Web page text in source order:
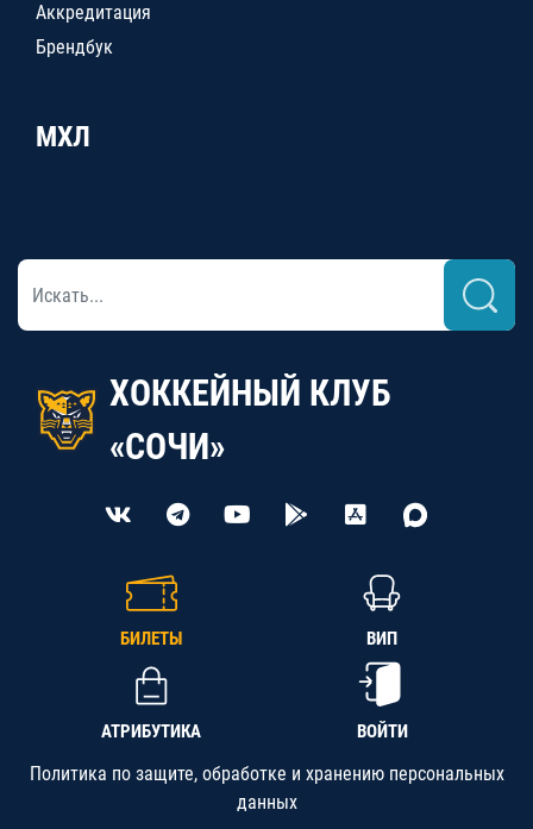
Аккредитация
Брендбук
МХЛ
ХОККЕЙНЫЙ КЛУБ
«СОЧИ»
БИЛЕТЫ ВИП
АТРИБУТИКА ВОЙТИ
Политика по защите, обработке и хранению персональных
данных